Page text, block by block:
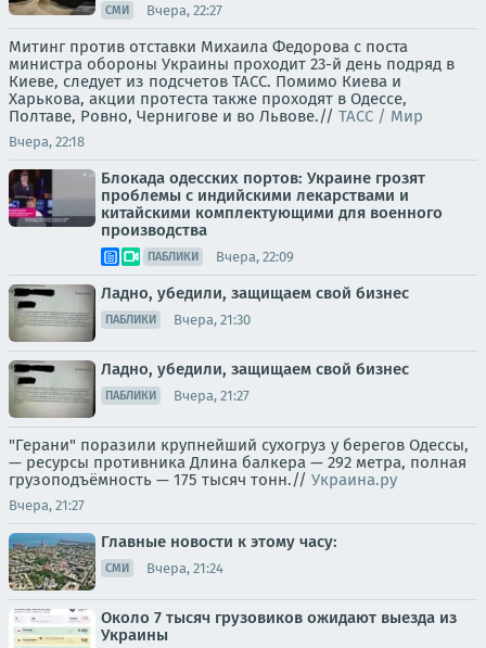
СМИ Вчера, 22:27
Митинг против отставки Михаила Федорова с поста
министра обороны Украины проходит 23-й день подряд в
Киеве, следует из подсчетов ТАСС. Помимо Киева и
Харькова, акции протеста также проходят в Одессе,
Полтаве, Ровно, Чернигове и во Львове.// ТАСС / Мир
Вчера, 22:18
Блокада одесских портов: Украине грозят
проблемы с индийскими лекарствами и
китайскими комплектующими для военного
производства
ПАБЛИКИ Вчера, 22:09
Ладно, убедили, защищаем свой бизнес
ПАБЛИКИ Вчера, 21:30
Ладно, убедили, защищаем свой бизнес
ПАБЛИКИ Вчера, 21:27
"Герани" поразили крупнейший сухогруз у берегов Одессы,
— ресурсы противника Длина балкера — 292 метра, полная
грузоподъёмность — 175 тысяч тонн.// Украина.ру
Вчера, 21:27
Главные новости к этому часу:
СМИ Вчера, 21:24
Около 7 тысяч грузовиков ожидают выезда из
Украины